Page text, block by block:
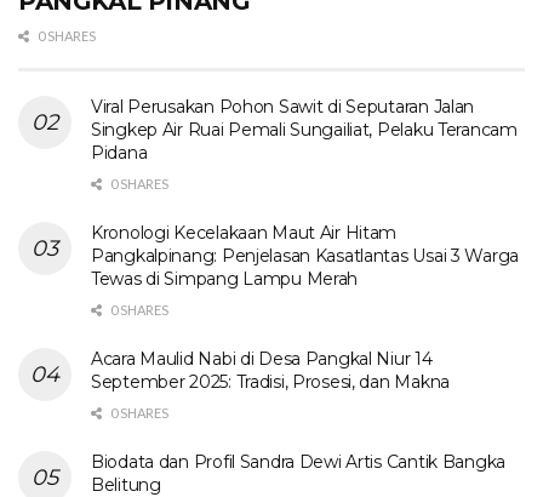
0 SHARES
Viral Perusakan Pohon Sawit di Seputaran Jalan
Singkep Air Ruai Pemali Sungailiat, Pelaku Terancam
Pidana
0 SHARES
Kronologi Kecelakaan Maut Air Hitam
Pangkalpinang: Penjelasan Kasatlantas Usai 3 Warga
Tewas di Simpang Lampu Merah
0 SHARES
Acara Maulid Nabi di Desa Pangkal Niur 14
September 2025: Tradisi, Prosesi, dan Makna
0 SHARES
Biodata dan Profil Sandra Dewi Artis Cantik Bangka
Belitung